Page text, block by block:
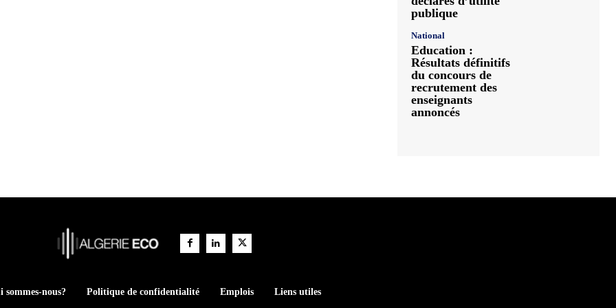
publique
National
Education :
Résultats définitifs
du concours de
recrutement des
enseignants
annoncés
sommes-nous? Politique de confidentialité Emplois Liens utiles